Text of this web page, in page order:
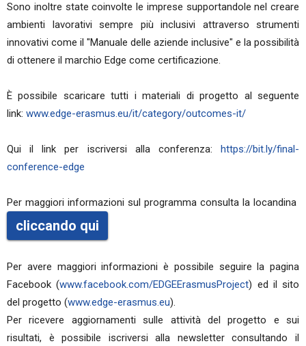
Sono inoltre state coinvolte le imprese supportandole nel creare
ambienti lavorativi sempre più inclusivi attraverso strumenti
innovativi come il "Manuale delle aziende inclusive" e la possibilità
di ottenere il marchio Edge come certificazione.
È possibile scaricare tutti i materiali di progetto al seguente
link: www.edge-erasmus.eu/it/category/outcomes-it/
Qui il link per iscriversi alla conferenza: https://bit.ly/final-
conference-edge
Per maggiori informazioni sul programma consulta la locandina
cliccando qui
Per avere maggiori informazioni è possibile seguire la pagina
Facebook (www.facebook.com/EDGEErasmusProject) ed il sito
del progetto (www.edge-erasmus.eu).
Per ricevere aggiornamenti sulle attività del progetto e sui
risultati, è possibile iscriversi alla newsletter consultando il